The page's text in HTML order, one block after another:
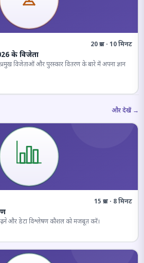
20 प्रश्न · 10 मिनट
के विजेता
विजेताओं और पुरस्कार वितरण के बारे में अपना ज्ञान
और देखें →
15 प्रश्न · 8 मिनट
पढ़ने और डेटा विश्लेषण कौशल को मजबूत करें।